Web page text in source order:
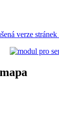
verze